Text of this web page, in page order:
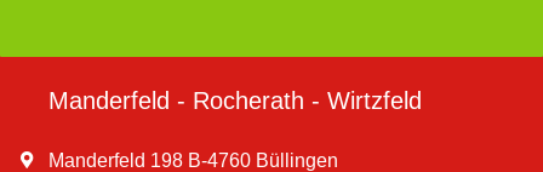
Manderfeld - Rocherath - Wirtzfeld
Manderfeld 198 B-4760 Büllingen